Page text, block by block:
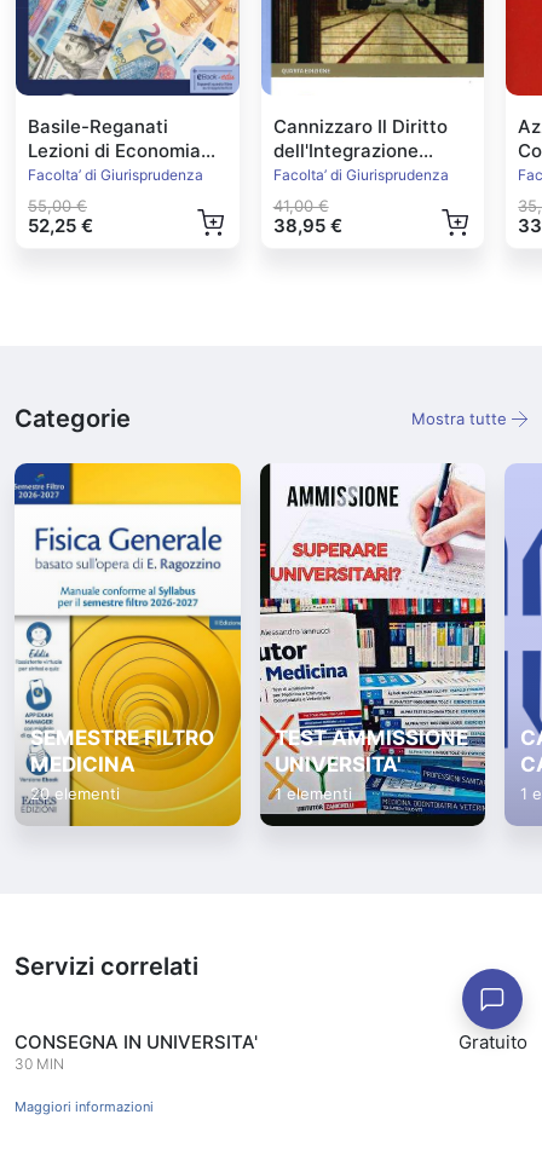
Basile-Reganati
Lezioni di Economia
Politica
Facolta’ di Giurisprudenza
55,00 €
52,25 €
Cannizzaro Il Diritto
dell'Integrazione
Europea Ed.2022
Facolta’ di Giurisprudenza
41,00 €
38,95 €
Categorie Mostra tutte
SEMESTRE FILTRO
MEDICINA
20 elementi
TEST AMMISSIONE
UNIVERSITA'
1 elementi 1
Servizi correlati
CONSEGNA IN UNIVERSITA'
30 MIN
Gratuito
Maggiori informazioni